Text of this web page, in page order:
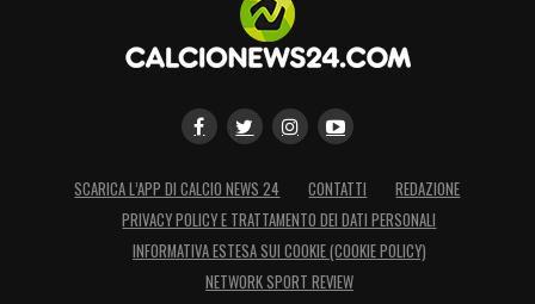
SCARICA L’APP DI CALCIO NEWS 24 CONTATTI
REDAZIONE
PRIVACY POLICY E TRATTAMENTO DEI DATI PERSONALI
INFORMATIVA ESTESA SUI COOKIE (COOKIE POLICY)
NETWORK SPORT REVIEW